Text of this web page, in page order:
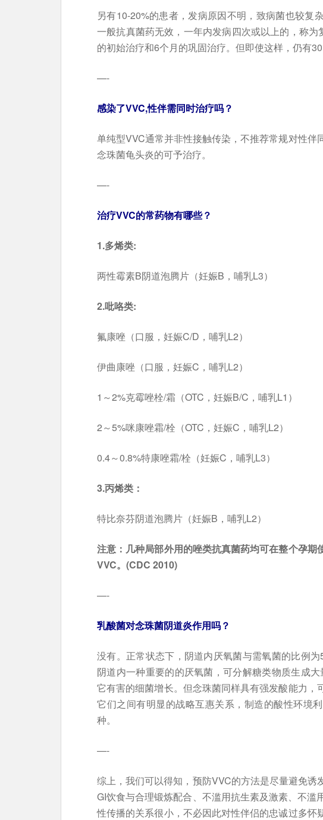
另有10-20%的患者，发病原因不明，致病菌也较复
一般抗真菌药无效，一年内发病四次或以上的，称
的初始治疗和6个月的巩固治疗。但即使这样，仍有30
—-
感染了VVC,性伴需同时治疗吗？
单纯型VVC通常并非性接触传染，不推荐常规对性
念珠菌龟头炎的可予治疗。
—-
治疗VVC的常药物有哪些？
1.多烯类:
两性霉素B阴道泡腾片（妊娠B，哺乳L3）
2.吡咯类:
氟康唑（口服，妊娠C/D，哺乳L2）
伊曲康唑（口服，妊娠C，哺乳L2）
1～2%克霉唑栓/霜（OTC，妊娠B/C，哺乳L1）
2～5%咪康唑霜/栓（OTC，妊娠C，哺乳L2）
0.4～0.8%特康唑霜/栓（妊娠C，哺乳L3）
3.丙烯类：
特比奈芬阴道泡腾片（妊娠B，哺乳L2）
注意：几种局部外用的唑类抗真菌药均可在整个孕
VVC。(CDC 2010)
—-
乳酸菌对念珠菌阴道炎作用吗？
没有。正常状态下，阴道内厌氧菌与需氧菌的比例
阴道内一种重要的的厌氧菌，可分解糖类物质生成
它有害的细菌增长。但念珠菌同样具有强发酸能力，
它们之间有明显的战略互惠关系，制造的酸性环境
种。
—-
综上，我们可以得知，预防VVC的方法是尽量避免
GI饮食与合理锻炼配合、不滥用抗生素及激素、不
性传播的关系很小，不必因此对性伴侣的忠诚过多